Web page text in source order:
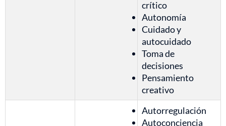
crítico
Autonomía
Cuidado y
autocuidado
Toma de
decisiones
Pensamiento
creativo
Autorregulación
Autoconciencia